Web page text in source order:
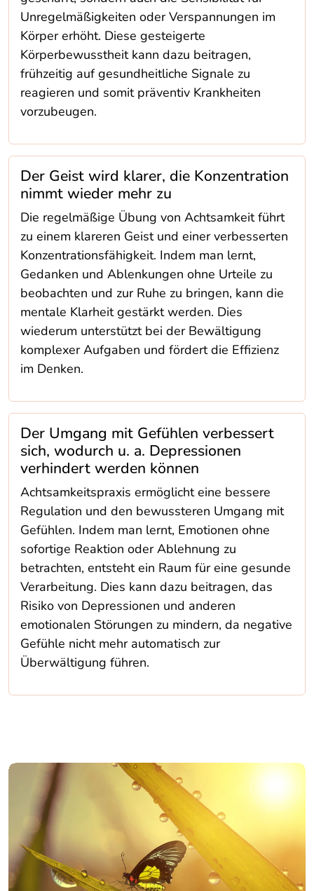
Unregelmäßigkeiten oder Verspannungen im
Körper erhöht. Diese gesteigerte
Körperbewusstheit kann dazu beitragen,
frühzeitig auf gesundheitliche Signale zu
reagieren und somit präventiv Krankheiten
vorzubeugen.
Der Geist wird klarer, die Konzentration
nimmt wieder mehr zu
Die regelmäßige Übung von Achtsamkeit führt
zu einem klareren Geist und einer verbesserten
Konzentrationsfähigkeit. Indem man lernt,
Gedanken und Ablenkungen ohne Urteile zu
beobachten und zur Ruhe zu bringen, kann die
mentale Klarheit gestärkt werden. Dies
wiederum unterstützt bei der Bewältigung
komplexer Aufgaben und fördert die Effizienz
im Denken.
Der Umgang mit Gefühlen verbessert
sich, wodurch u. a. Depressionen
verhindert werden können
Achtsamkeitspraxis ermöglicht eine bessere
Regulation und den bewussteren Umgang mit
Gefühlen. Indem man lernt, Emotionen ohne
sofortige Reaktion oder Ablehnung zu
betrachten, entsteht ein Raum für eine gesunde
Verarbeitung. Dies kann dazu beitragen, das
Risiko von Depressionen und anderen
emotionalen Störungen zu mindern, da negative
Gefühle nicht mehr automatisch zur
Überwältigung führen.